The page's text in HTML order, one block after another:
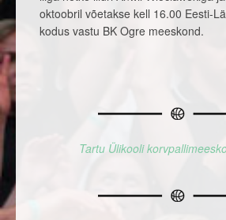
oktoobril võetakse kell 16.00 Eesti-
kodus vastu BK Ogre meeskond.
Tartu Ülikooli